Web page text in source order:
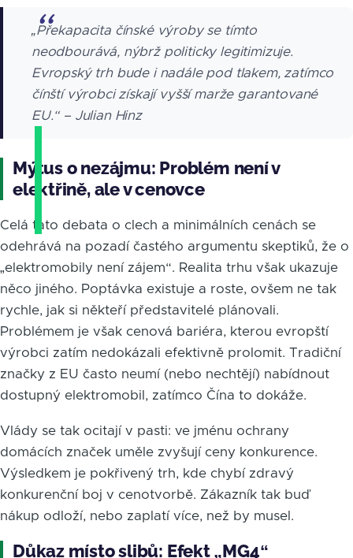
„Překapacita čínské výroby se tímto
neodbourává, nýbrž politicky legitimizuje.
Evropský trh bude i nadále pod tlakem, zatímco
čínští výrobci získají vyšší marže garantované
EU.“ – Julian Hinz
Mýtus o nezájmu: Problém není v
elektřině, ale v cenovce
Celá tato debata o clech a minimálních cenách se
odehrává na pozadí častého argumentu skeptiků, že o
„elektromobily není zájem“. Realita trhu však ukazuje
něco jiného. Poptávka existuje a roste, ovšem ne tak
rychle, jak si někteří představitelé plánovali.
Problémem je však cenová bariéra, kterou evropští
výrobci zatím nedokázali efektivně prolomit. Tradiční
značky z EU často neumí (nebo nechtějí) nabídnout
dostupný elektromobil, zatímco Čína to dokáže.
Vlády se tak ocitají v pasti: ve jménu ochrany
domácích značek uměle zvyšují ceny konkurence.
Výsledkem je pokřivený trh, kde chybí zdravý
konkurenční boj v cenotvorbě. Zákazník tak buď
nákup odloží, nebo zaplatí více, než by musel.
Důkaz místo slibů: Efekt „MG4“